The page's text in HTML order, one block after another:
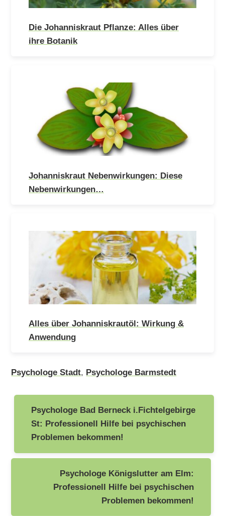
Die Johanniskraut Pflanze: Alles über
ihre Botanik
Johanniskraut Nebenwirkungen: Diese
Nebenwirkungen…
Alles über Johanniskrautöl: Wirkung &
Anwendung
Psychologe Stadt, Psychologe Barmstedt
Beitragsnavigation
Psychologe Bad Berneck i.Fichtelgebirge
St: Professionell Hilfe bei psychischen
Problemen bekommen!
Psychologe Königslutter am Elm:
Professionell Hilfe bei psychischen
Problemen bekommen!